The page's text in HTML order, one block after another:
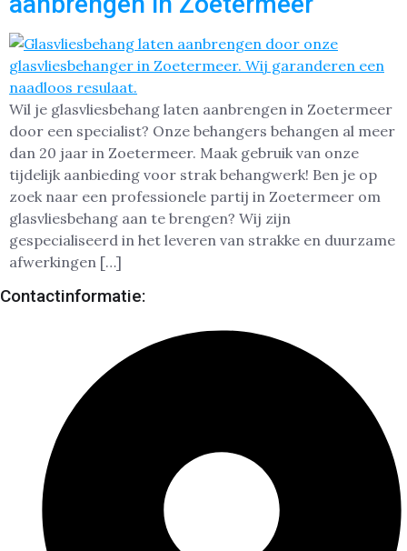
Wil je glasvliesbehang laten aanbrengen in Zoetermeer
door een specialist? Onze behangers behangen al meer
dan 20 jaar in Zoetermeer. Maak gebruik van onze
tijdelijk aanbieding voor strak behangwerk! Ben je op
zoek naar een professionele partij in Zoetermeer om
glasvliesbehang aan te brengen? Wij zijn
gespecialiseerd in het leveren van strakke en duurzame
afwerkingen […]
Contactinformatie: